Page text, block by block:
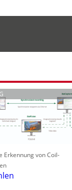
Erkennung von Coil-